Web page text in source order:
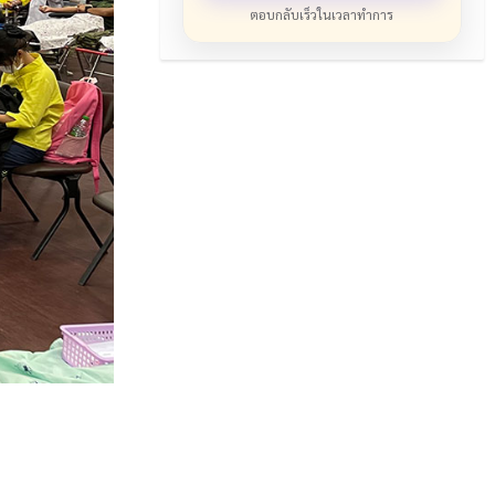
ตอบกลับเร็วในเวลาทำการ